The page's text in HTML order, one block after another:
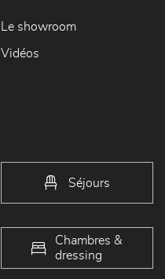
Le showroom
Vidéos
Séjours
Chambres &
dressing